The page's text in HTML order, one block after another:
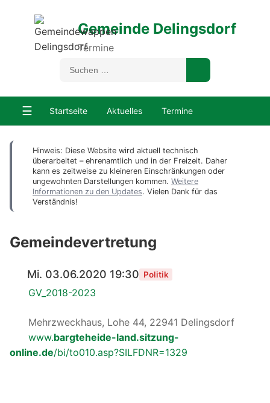
Gemeinde Delingsdorf
Termine
☰ Startseite Aktuelles Termine
Hinweis: Diese Website wird aktuell technisch
überarbeitet – ehrenamtlich und in der Freizeit. Daher
kann es zeitweise zu kleineren Einschränkungen oder
ungewohnten Darstellungen kommen. Weitere
Informationen zu den Updates. Vielen Dank für das
Verständnis!
Gemeindevertretung
Mi. 03.06.2020 19:30 Politik
GV_2018-2023
Mehrzweckhaus, Lohe 44, 22941 Delingsdorf
www.bargteheide-land.sitzung-
online.de/bi/to010.asp?SILFDNR=1329